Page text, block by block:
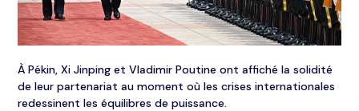
À Pékin, Xi Jinping et Vladimir Poutine ont affiché la solidité
de leur partenariat au moment où les crises internationales
redessinent les équilibres de puissance.